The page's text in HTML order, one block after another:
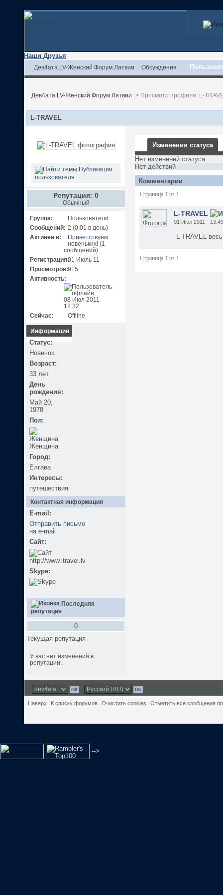
Наши Друзья
Дев4ата.LV-Женский Форум Латвии Обсуждения
Дев4ата.LV-Женский Форум Латвии > Просмотр профиля: L-
L-TRAVEL
Публикации
пользователя
Репутация: 0
Обычный
Группа:
Пользователи
Сообщений: 2 (0,01 в день)
Активен в:
Приветствуем
новеньких!(1
сообщений)
Регистрация:01 Июль 11
Просмотров:915
Активность:
08 Июл 2011
12:32
Сейчас:
Offline
Информация
Статус:
Новичок
Возраст:
33 лет
День
рождения:
Май 20,
1978
Пол:
Женщина
Город:
Елгава
Интересы:
путешествия
Контактная информация
E-mail:
Отправить письмо
на e-mail
Сайт:
http://www.ltravel.lv
Skype:
Последняя
репутация
0
Текущая репутация
У вас нет изменений в
репутации.
Изменения статуса
Нет изменений статуса
Нет действий
Комментарии
Страница 1 из 1
L-TRAVEL
01 Июл 2011 - 13:49
L-TRAVEL
Страница 1 из 1
Наверх К списку форумов Очистить cookies Отметить все сообщения
-->